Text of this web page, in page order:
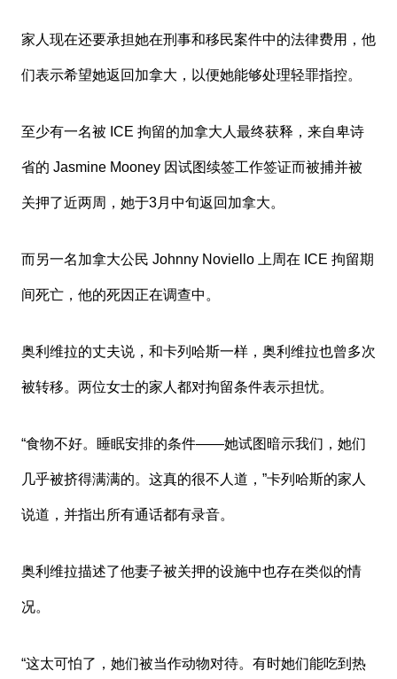
家人现在还要承担她在刑事和移民案件中的法律费用，他
们表示希望她返回加拿大，以便她能够处理轻罪指控。
至少有一名被 ICE 拘留的加拿大人最终获释，来自卑诗
省的 Jasmine Mooney 因试图续签工作签证而被捕并被
关押了近两周，她于3月中旬返回加拿大。
而另一名加拿大公民 Johnny Noviello 上周在 ICE 拘留期
间死亡，他的死因正在调查中。
奥利维拉的丈夫说，和卡列哈斯一样，奥利维拉也曾多次
被转移。两位女士的家人都对拘留条件表示担忧。
“食物不好。睡眠安排的条件——她试图暗示我们，她们
几乎被挤得满满的。这真的很不人道，”卡列哈斯的家人
说道，并指出所有通话都有录音。
奥利维拉描述了他妻子被关押的设施中也存在类似的情
况。
“这太可怕了，她们被当作动物对待。有时她们能吃到热